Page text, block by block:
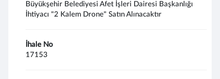
Büyükşehir Belediyesi Afet İşleri Dairesi Başkanlığı
İhtiyacı "2 Kalem Drone" Satın Alınacaktır
İhale No
17153